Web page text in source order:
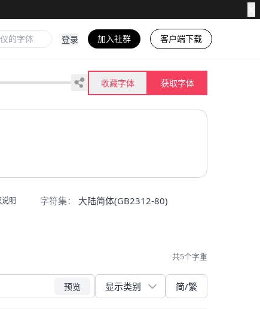
登录 加入社群 客户端下载
收藏字体 获取字体
明 字符集： 大陆简体(GB2312-80)
共5个字重
预览 简/繁